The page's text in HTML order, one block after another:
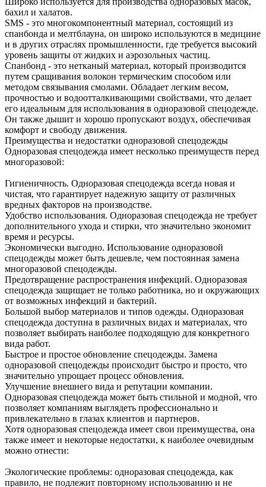
бахил и халатов.
SMS - это многокомпонентный материал, состоящий из
спанбонда и мелтблауна, он широко используются в медицине
и в других отраслях промышленности, где требуется высокий
уровень защиты от жидких и аэрозольных частиц.
Спанбонд - это нетканый материал, который производится
путем сращивания волокон термическим способом или
методом связывания смолами. Обладает легким весом,
прочностью и водоотталкивающими свойствами, что делает
его идеальным для использования в одноразовой спецодежде.
Он также дышит и хорошо пропускают воздух, обеспечивая
комфорт и свободу движения.
Преимущества и недостатки одноразовой спецодежды
Одноразовая спецодежда имеет несколько преимуществ перед
многоразовой:
Гигиеничность. Одноразовая спецодежда всегда новая и
чистая, что гарантирует надежную защиту от различных
вредных факторов на производстве.
Удобство использования. Одноразовая спецодежда не требует
дополнительного ухода и стирки, что значительно экономит
время и ресурсы.
Экономически выгодно. Использование одноразовой
спецодежды может быть дешевле, чем постоянная замена
многоразовой спецодежды.
Предотвращение распространения инфекций. Одноразовая
спецодежда защищает не только работника, но и окружающих
от возможных инфекций и бактерий.
Большой выбор материалов и типов одежды. Одноразовая
спецодежда доступна в различных видах и материалах, что
позволяет выбирать наиболее подходящую для конкретного
вида работ.
Быстрое и простое обновление спецодежды. Замена
одноразовой спецодежды происходит быстро и просто, что
значительно упрощает процесс обновления.
Улучшение внешнего вида и репутации компании.
Одноразовая спецодежда может быть стильной и модной, что
позволяет компаниям выглядеть профессионально и
привлекательно в глазах клиентов и партнеров.
Хотя одноразовая спецодежда имеет свои преимущества, она
также имеет и некоторые недостатки, к наиболее очевидным
можно отнести:
Экологические проблемы: одноразовая спецодежда, как
правило, не подлежит повторному использованию и не